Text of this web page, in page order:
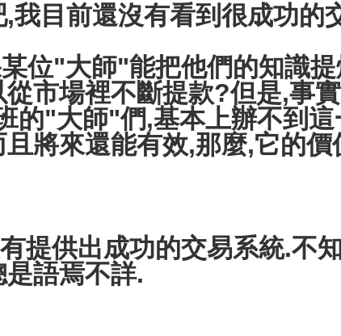
目前還沒有看到很成功的
位"大師"能把他們的知識
市場裡不斷提款?但是,事
的"大師"們,基本上辦不到這
將來還能有效,那麼,它的價
供出成功的交易系統.不
語焉不詳.